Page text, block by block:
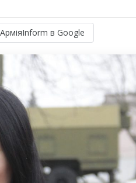
в Google